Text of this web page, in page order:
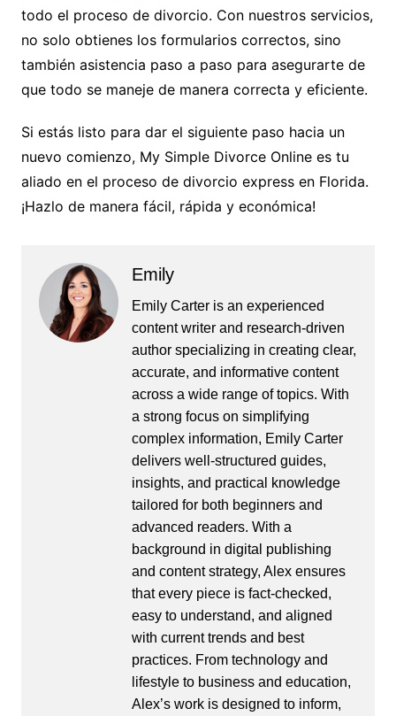
todo el proceso de divorcio. Con nuestros servicios,
no solo obtienes los formularios correctos, sino
también asistencia paso a paso para asegurarte de
que todo se maneje de manera correcta y eficiente.
Si estás listo para dar el siguiente paso hacia un
nuevo comienzo, My Simple Divorce Online es tu
aliado en el proceso de divorcio express en Florida.
¡Hazlo de manera fácil, rápida y económica!
Emily
Emily Carter is an experienced
content writer and research-driven
author specializing in creating clear,
accurate, and informative content
across a wide range of topics. With
a strong focus on simplifying
complex information, Emily Carter
delivers well-structured guides,
insights, and practical knowledge
tailored for both beginners and
advanced readers. With a
background in digital publishing
and content strategy, Alex ensures
that every piece is fact-checked,
easy to understand, and aligned
with current trends and best
practices. From technology and
lifestyle to business and education,
Alex’s work is designed to inform,